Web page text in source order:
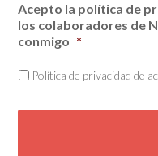
Acepto la política de
los colaboradores de
conmigo *
Política de privacidad de